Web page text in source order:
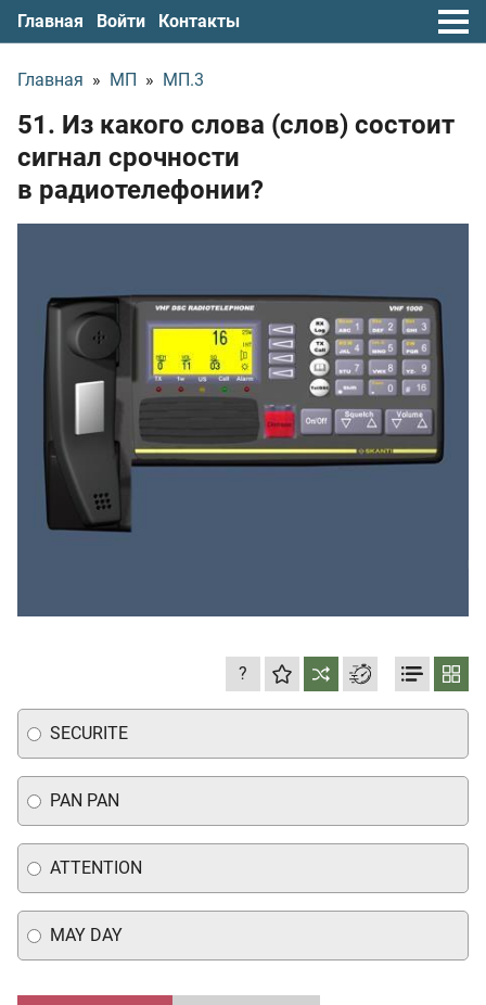
Главная Войти Контакты
Главная » МП » МП.3
51. Из какого слова (слов) состоит
сигнал срочности
в радиотелефонии?
?
PAN PAN
MAY DAY
SEСURITE
ATTENTION